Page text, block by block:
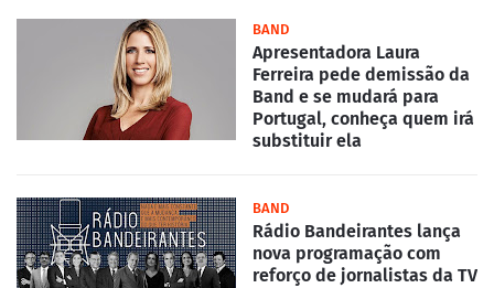
BAND
Apresentadora Laura
Ferreira pede demissão da
Band e se mudará para
Portugal, conheça quem irá
substituir ela
BAND
Rádio Bandeirantes lança
nova programação com
reforço de jornalistas da TV